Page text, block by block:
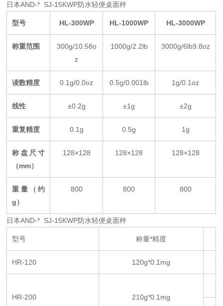
日本AND-* SJ-15KWP防水轻便桌面秤
型号 HL-300WP HL-1000WP HL-3000WP
称重范围
300g/10.58o
z
1000g/2.2lb 3000g/6lb9.8oz
读数精度 0.1g/0.0oz 0.5g/0.001lb 1g/0.1oz
线性 ±0.2g ±1g ±2g
重复精度 0.1g 0.5g 1g
称盘尺寸
（mm）
128×128 128×128 128×128
重量（约
g）
800 800 800
日本AND-* SJ-15KWP防水轻便桌面秤
型号 称量*精度
HR-120 120g*0.1mg
HR-200 210g*0.1mg